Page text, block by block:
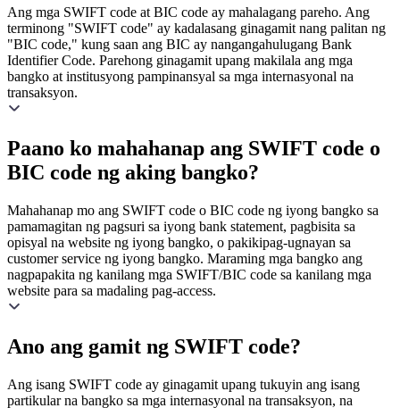
Ang mga SWIFT code at BIC code ay mahalagang pareho. Ang
terminong "SWIFT code" ay kadalasang ginagamit nang palitan ng
"BIC code," kung saan ang BIC ay nangangahulugang Bank
Identifier Code. Parehong ginagamit upang makilala ang mga
bangko at institusyong pampinansyal sa mga internasyonal na
transaksyon.
Paano ko mahahanap ang SWIFT code o
BIC code ng aking bangko?
Mahahanap mo ang SWIFT code o BIC code ng iyong bangko sa
pamamagitan ng pagsuri sa iyong bank statement, pagbisita sa
opisyal na website ng iyong bangko, o pakikipag-ugnayan sa
customer service ng iyong bangko. Maraming mga bangko ang
nagpapakita ng kanilang mga SWIFT/BIC code sa kanilang mga
website para sa madaling pag-access.
Ano ang gamit ng SWIFT code?
Ang isang SWIFT code ay ginagamit upang tukuyin ang isang
partikular na bangko sa mga internasyonal na transaksyon, na